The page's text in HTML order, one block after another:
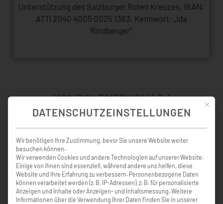
Unterstützung des Salzburger Roten Kreuzes. IBAN:
AT11 2040 4005 0025 1363. Kennwort: „Ida
Rindberger“
KONDOLENZBUCH ( 6 )
Liebe Trauerfamilie, unser aufrichtiges
Beileid. Ruhe in Frieden
JAMA Team. B. Obermaier, Annemarie
Matzer
Mit
DATENSCHUTZEINSTELLUNGEN
Wir benötigen Ihre Zustimmung, bevor Sie unsere Website weiter
besuchen können.
Wir verwenden Cookies und andere Technologien auf unserer Website.
Einige von ihnen sind essenziell, während andere uns helfen, diese
Website und Ihre Erfahrung zu verbessern. Personenbezogene Daten
können verarbeitet werden (z. B. IP-Adressen), z. B. für personalisierte
Anzeigen und Inhalte oder Anzeigen- und Inhaltsmessung.Weitere
Informationen über die Verwendung Ihrer Daten finden Sie in unserer